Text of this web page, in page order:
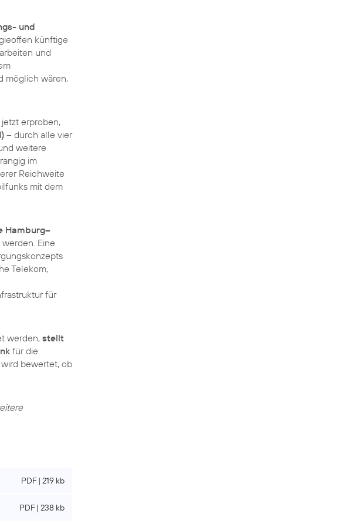
und
künftige
und
möglich wären,
erproben,
– durch alle vier
weitere
im
Reichweite
mit dem
Hamburg–
werden. Eine
Telekom,
für
werden, stellt
für die
bewertet, ob
PDF | 219 kb
PDF | 238 kb